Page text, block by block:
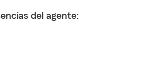
del agente: